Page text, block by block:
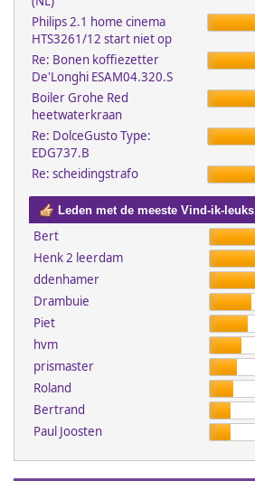
Philips 2.1 home cinema
HTS3261/12 start niet op
Re: Bonen koffiezetter
De'Longhi ESAM04.320.S
Boiler Grohe Red
heetwaterkraan
Re: DolceGusto Type:
EDG737.B
Re: scheidingstrafo
Leden met de meeste Vind-ik-leuks
Bert
Henk 2 leerdam
ddenhamer
Drambuie
Piet
hvm
prismaster
Roland
Bertrand
Paul Joosten